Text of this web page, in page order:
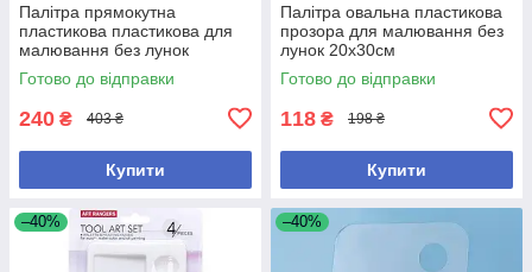
Палітра прямокутна
пластикова пластикова для
малювання без лунок
30х40см
Готово до відправки
240 ₴ 403 ₴
Купити
Палітра овальна пластикова
прозора для малювання без
лунок 20х30см
Готово до відправки
118 ₴ 198 ₴
Купити
–40% –40%